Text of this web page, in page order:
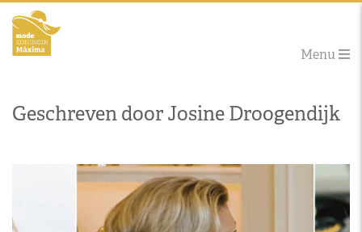
Menu
Geschreven door Josine Droogendijk